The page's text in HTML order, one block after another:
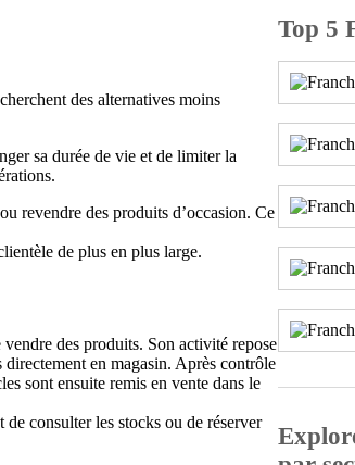
des alternatives moins
sa durée de vie et de limiter la
revendre des produits d’occasion. Ce
de plus en plus large.
des produits. Son activité repose
en magasin. Après contrôle
sont ensuite remis en vente dans le
consulter les stocks ou de réserver
Top 5